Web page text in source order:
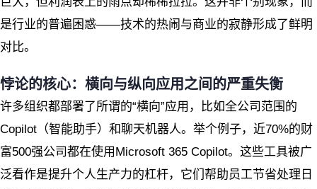
是行业的普遍困惑——技术的热闹与商业的寂静形成了鲜明
对比。
悖论的核心：横向与纵向应用之间的严重失衡
许多组织都部署了所谓的“横向”应用，比如全公司范围的
Copilot（智能助手）和聊天机器人。举个例子，近70%的财
富500强公司都在使用Microsoft 365 Copilot。这些工具被广
泛看作是提升个人生产力的杠杆，它们帮助员工节省处理日